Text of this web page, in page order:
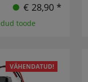
€ 28,90 *
toode
VÄHENDATUD!